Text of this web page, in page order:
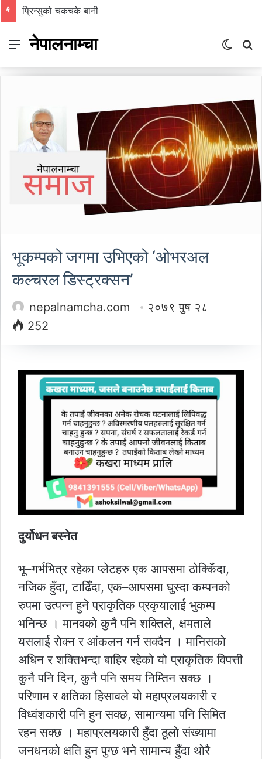
प्रिन्सुको चकचके बानी
Menu
नेपालनाम्चा
Switch
भूकम्पको जगमा उभिएको ‘ओभरअल
कल्चरल डिस्ट्रक्सन’
nepalnamcha.com
२०७९ पुष २८
252
दुर्योधन बस्नेत
भू–गर्भभित्र रहेका प्लेटहरु एक आपसमा ठोक्किँदा,
नजिक हुँदा, टाढिँदा, एक–आपसमा घुस्दा कम्पनको
रुपमा उत्पन्न हुने प्राकृतिक प्रकृयालाई भुकम्प
भनिन्छ । मानवको कुनै पनि शक्तिले, क्षमताले
यसलाई रोक्न र आंकलन गर्न सक्दैन । मानिसको
अधिन र शक्तिभन्दा बाहिर रहेको यो प्राकृतिक विपत्ती
कुनै पनि दिन, कुनै पनि समय निम्तिन सक्छ ।
परिणाम र क्षतिका हिसावले यो महाप्रलयकारी र
विध्वंशकारी पनि हुन सक्छ, सामान्यमा पनि सिमित
रहन सक्छ । महाप्रलयकारी हुँदा ठूलो संख्यामा
जनधनको क्षति हुन पुग्छ भने सामान्य हुँदा थोरै